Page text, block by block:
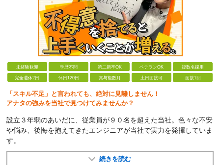
未経験歓迎 学歴不問 第二新卒OK ベテランOK 複数名採用
完全週休2日 休日120日 賞与複数月 土日面接可 面接1回
「スキル不足」と言われても、絶対に見離しません！
アナタの強みを当社で見つけてみませんか？
設立３年弱のあいだに、従業員が９０名を超えた当社。色々な不安
や悩み、後悔を抱えてきたエンジニアが当社で実力を発揮していま
す。
続きを読む